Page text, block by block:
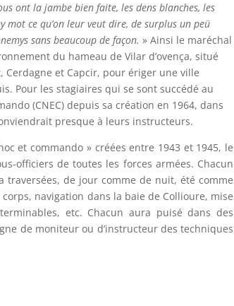
ont la jambe bien faite, les dens blanches, les
mot ce qu’on leur veut dire, de surplus un peü
sans beaucoup de façon.» Ainsi le maréchal
du hameau de Vilar d’ovença, situé
et Capcir, pour ériger une ville
Pour les stagiaires qui se sont succédé au
(CNEC) depuis sa création en 1964, dans
presque à leurs instructeurs.
et commando » créées entre 1943 et 1945, le
officiers de toutes les forces armées. Chacun
de jour comme de nuit, été comme
navigation dans la baie de Collioure, mise
etc. Chacun aura puisé dans des
de moniteur ou d’instructeur des techniques